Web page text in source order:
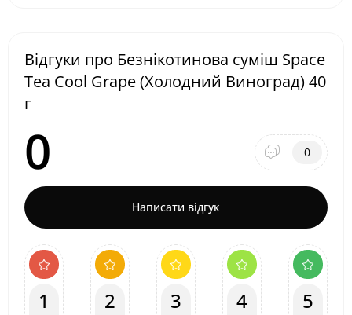
Відгуки про Безнікотинова суміш Space
Tea Cool Grape (Холодний Виноград) 40
г
0 0
Написати відгук
1 2 3 4 5